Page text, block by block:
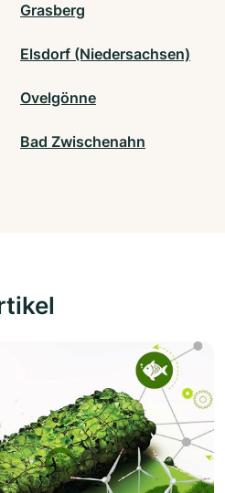
Grasberg
Elsdorf (Niedersachsen)
Ovelgönne
Bad Zwischenahn